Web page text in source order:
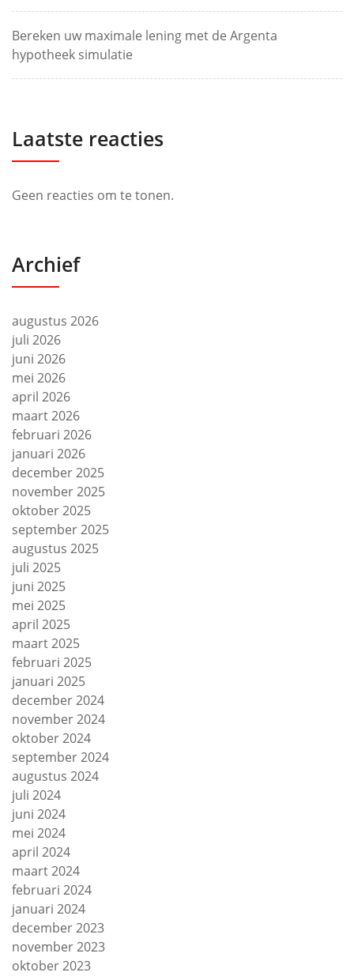
Bereken uw maximale lening met de Argenta
hypotheek simulatie
Laatste reacties
Geen reacties om te tonen.
Archief
augustus 2026
juli 2026
juni 2026
mei 2026
april 2026
maart 2026
februari 2026
januari 2026
december 2025
november 2025
oktober 2025
september 2025
augustus 2025
juli 2025
juni 2025
mei 2025
april 2025
maart 2025
februari 2025
januari 2025
december 2024
november 2024
oktober 2024
september 2024
augustus 2024
juli 2024
juni 2024
mei 2024
april 2024
maart 2024
februari 2024
januari 2024
december 2023
november 2023
oktober 2023